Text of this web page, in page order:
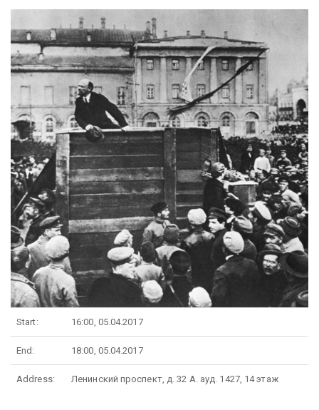
Start: 16:00, 05.04.2017
End: 18:00, 05.04.2017
Address: Ленинский проспект, д. 32 А. ауд. 1427, 14 этаж